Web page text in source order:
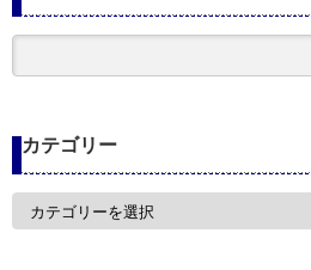
カテゴリー
カ